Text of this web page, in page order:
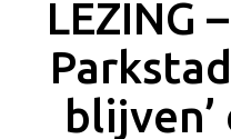
LEZING